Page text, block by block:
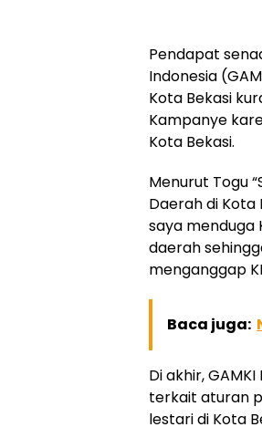
Pendapat
Indonesia
Kota Bekasi
Kampanye
Kota Bekasi.
Menurut Togu
Daerah di
saya menduga
daerah
menganggap
Baca juga:
Di akhir,
terkait aturan
lestari di Kota